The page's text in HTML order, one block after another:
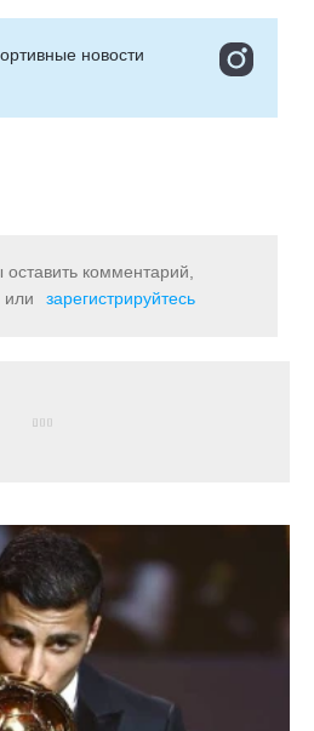
новости
оставить комментарий,
или зарегистрируйтесь